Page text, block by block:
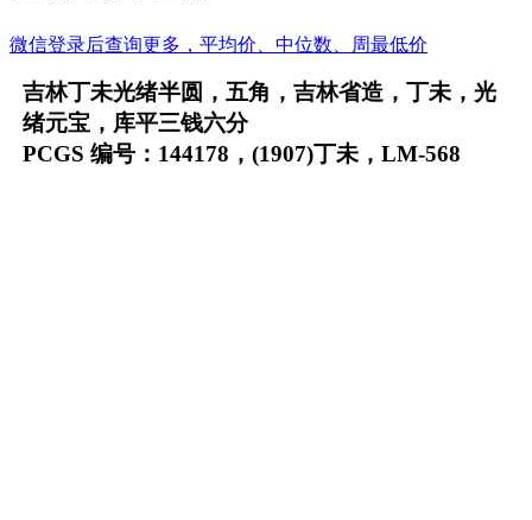
微信登录后查询更多，平均价、中位数、周最低价
吉林丁未光绪半圆，五角，吉林省造，丁未，光
绪元宝，库平三钱六分
PCGS 编号：144178，(1907)丁未，LM-568